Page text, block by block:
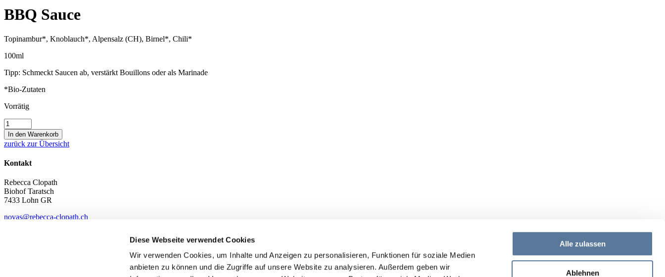
Diese Webseite verwendet Cookies
Wir verwenden Cookies, um Inhalte und Anzeigen zu personalisieren, Funktionen für soziale Medien
anbieten zu können und die Zugriffe auf unsere Website zu analysieren. Außerdem geben wir
Alle zulassen
Ablehnen
BBQ Sauce
Topinambur*, Knoblauch*, Alpensalz (CH), Birnel*, Chili*
100ml
Tipp: Schmeckt Saucen ab, verstärkt Bouillons oder als Marinade
*Bio-Zutaten
Vorrätig
BBQ
Sauce
Menge
In den Warenkorb
zurück zur Übersicht
Kontakt
Rebecca Clopath
Biohof Taratsch
7433 Lohn GR
novas@rebecca-clopath.ch